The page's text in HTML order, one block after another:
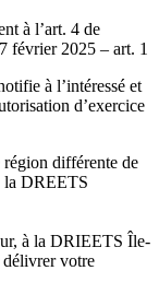
à l’art. 4 de
février 2025 – art. 1
à l’intéressé et
d’exercice
région différente de
la DREETS
à la DRIEETS Île-
délivrer votre